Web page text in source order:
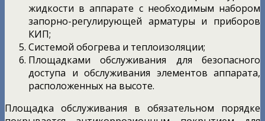
жидкости в аппарате с необходимым набором
запорно-регулирующей арматуры и приборов
КИП;
Системой обогрева и теплоизоляции;
Площадками обслуживания для безопасного
доступа и обслуживания элементов аппарата,
расположенных на высоте.
Площадка обслуживания в обязательном порядке